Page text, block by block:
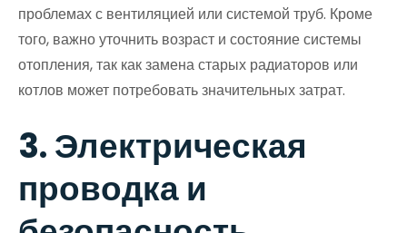
проблемах с вентиляцией или системой труб. Кроме
того, важно уточнить возраст и состояние системы
отопления, так как замена старых радиаторов или
котлов может потребовать значительных затрат.
3. Электрическая
проводка и